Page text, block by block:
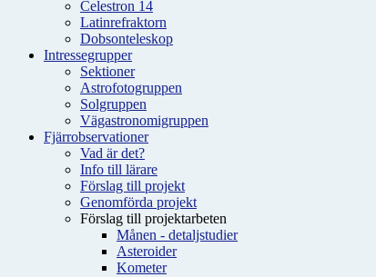
Celestron 14
Latinrefraktorn
Dobsonteleskop
Intressegrupper
Sektioner
Astrofotogruppen
Solgruppen
Vägastronomigruppen
Fjärrobservationer
Vad är det?
Info till lärare
Förslag till projekt
Genomförda projekt
Förslag till projektarbeten
Månen - detaljstudier
Asteroider
Kometer